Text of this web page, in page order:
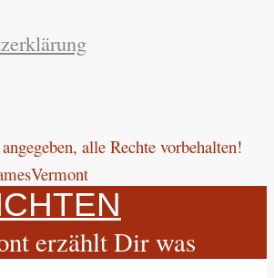
alle Rechte vorbehalten!
erzählt Dir was